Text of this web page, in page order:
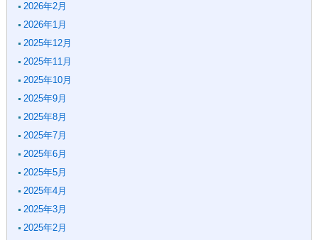
2026年2月
2026年1月
2025年12月
2025年11月
2025年10月
2025年9月
2025年8月
2025年7月
2025年6月
2025年5月
2025年4月
2025年3月
2025年2月